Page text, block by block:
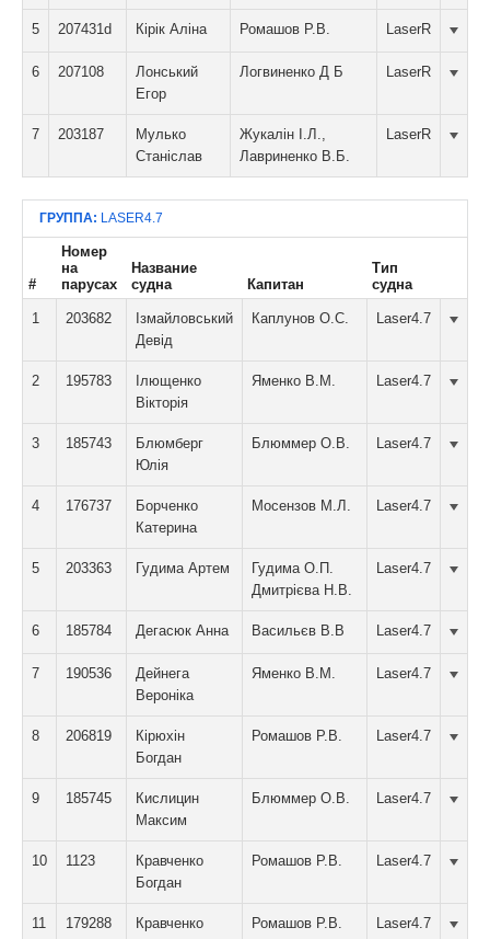
5 207431d Кірік Аліна Ромашов Р.В. LaserR
6 207108
Лонський
Егор
Логвиненко Д Б LaserR
7 203187
Мулько
Станіслав
Жукалін І.Л.,
Лавриненко В.Б.
LaserR
ГРУППА: LASER4.7
#
Номер
на
парусах
Название
судна
Капитан
Тип
судна
1 203682
Ізмайловський
Девід
Каплунов О.С. Laser4.7
2 195783
Ілющенко
Вікторія
Яменко В.М. Laser4.7
3 185743
Блюмберг
Юлія
Блюммер О.В. Laser4.7
4 176737
Борченко
Катерина
Мосензов М.Л. Laser4.7
5 203363 Гудима Артем
Гудима О.П.
Дмитрієва Н.В.
Laser4.7
6 185784 Дегасюк Анна Васильєв В.В Laser4.7
7 190536
Дейнега
Вероніка
Яменко В.М. Laser4.7
8 206819
Кірюхін
Богдан
Ромашов Р.В. Laser4.7
9 185745
Кислицин
Максим
Блюммер О.В. Laser4.7
10 1123
Кравченко
Богдан
Ромашов Р.В. Laser4.7
11 179288
Кравченко
Ромашов Р.В. Laser4.7